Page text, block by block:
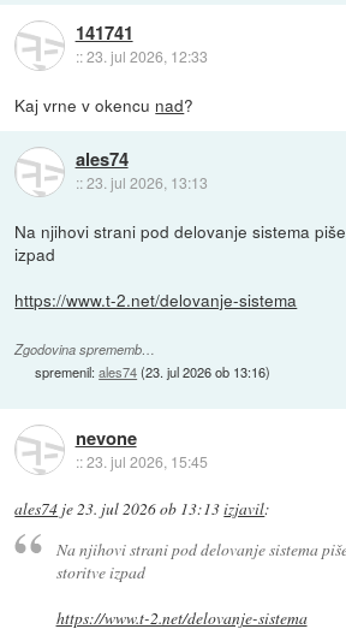
141741
::23. jul 2026, 12:33
Kaj vrne v okencu nad?
ales74
::23. jul 2026, 13:13
Na njihovi strani pod delovanje sistema
izpad
https://www.t-2.net/delovanje-sistema
Zgodovina sprememb…
spremenil:ales74(23. jul 2026 ob 13:16)
nevone
::23. jul 2026, 15:45
ales74 je23. jul 2026 ob 13:13izjavil:
Na njihovi strani pod delovanje sistema
storitve izpad
https://www.t-2.net/delovanje-sistema